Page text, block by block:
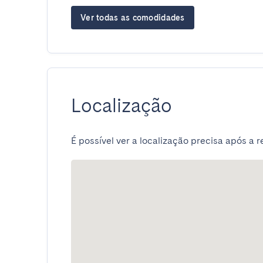
Ver todas as comodidades
Localização
É possível ver a localização precisa após a